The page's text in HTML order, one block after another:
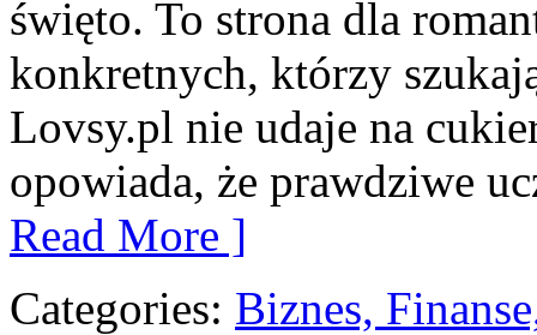
święto. To strona dla
konkretnych, którzy
Lovsy.pl nie udaje na
opowiada, że prawdziwe
Read More ]
Categories: Biznes,